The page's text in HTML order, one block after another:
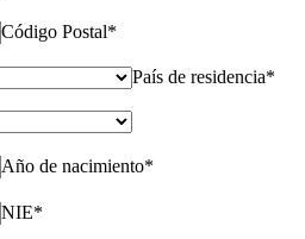
Código Postal*
País de residencia*
Año de nacimiento*
NIE*